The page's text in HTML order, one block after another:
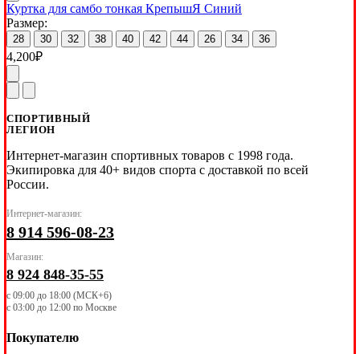
Куртка для самбо тонкая КрепышЯ Синий
Размер:
28 30 32 38 40 42 44 26 34 36
4,200₽
СПОРТИВНЫЙ
ЛЕГИОН
Интернет-магазин спортивных товаров с 1998 года.
Экипировка для 40+ видов спорта с доставкой по всей
России.
Интернет-магазин:
8 914 596-08-23
Магазин:
8 924 848-35-55
с 09:00 до 18:00 (МСК+6)
с 03:00 до 12:00 по Москве
Покупателю